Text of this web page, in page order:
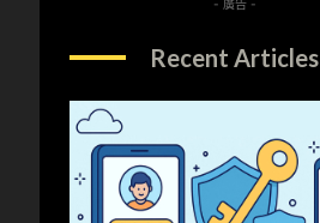
- 廣告 -
Recent Articles